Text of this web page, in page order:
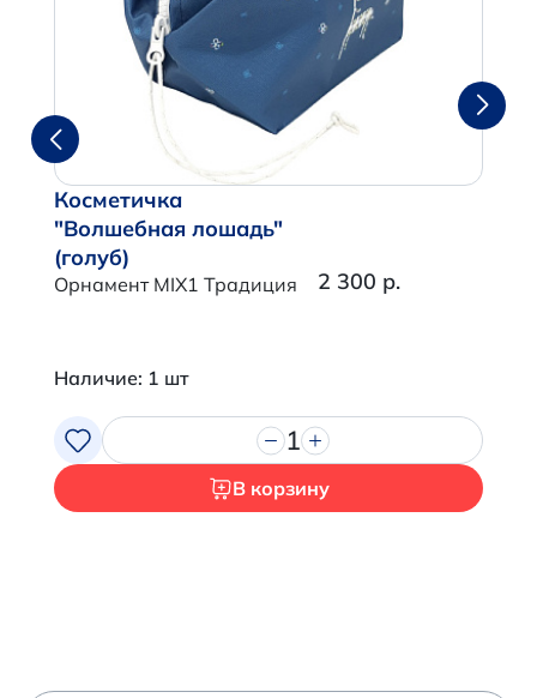
Косметичка
"Волшебная лошадь"
(голуб)
Орнамент MIX1 Традиция 2 300 р.
Наличие: 1 шт
1
В корзину